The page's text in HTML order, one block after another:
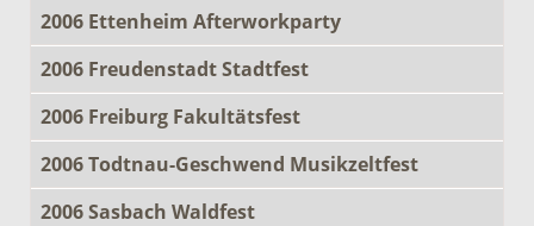
2006 Ettenheim Afterworkparty
2006 Freudenstadt Stadtfest
2006 Freiburg Fakultätsfest
2006 Todtnau-Geschwend Musikzeltfest
2006 Sasbach Waldfest